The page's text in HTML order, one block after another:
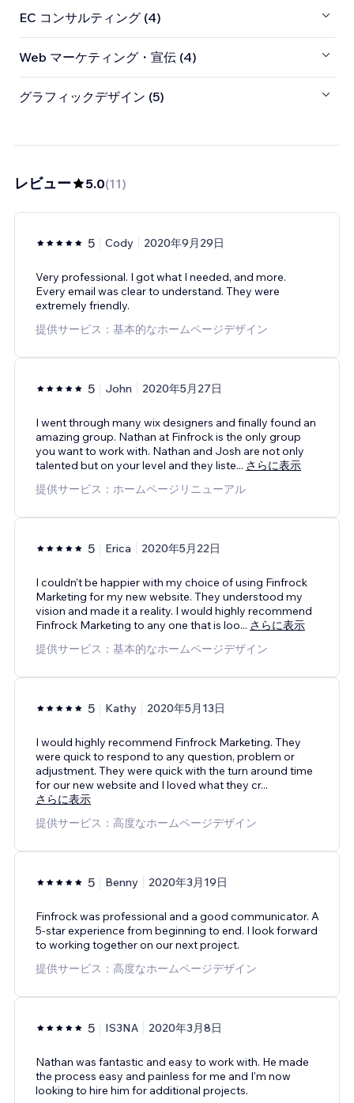
EC コンサルティング (4)
Web マーケティング・宣伝 (4)
グラフィックデザイン (5)
レビュー 5.0(11)
5 Cody 2020年9月29日
Very professional. I got what I needed, and more.
Every email was clear to understand. They were
extremely friendly.
提供サービス：基本的なホームページデザイン
5 John 2020年5月27日
I went through many wix designers and finally found an
amazing group. Nathan at Finfrock is the only group
you want to work with. Nathan and Josh are not only
talented but on your level and they liste... さらに表示
提供サービス：ホームページリニューアル
5 Erica 2020年5月22日
I couldn’t be happier with my choice of using Finfrock
Marketing for my new website. They understood my
vision and made it a reality. I would highly recommend
Finfrock Marketing to any one that is loo... さらに表示
提供サービス：基本的なホームページデザイン
5 Kathy 2020年5月13日
I would highly recommend Finfrock Marketing. They
were quick to respond to any question, problem or
adjustment. They were quick with the turn around time
for our new website and I loved what they cr...
さらに表示
提供サービス：高度なホームページデザイン
5 Benny 2020年3月19日
Finfrock was professional and a good communicator. A
5-star experience from beginning to end. I look forward
to working together on our next project.
提供サービス：高度なホームページデザイン
5 IS3NA 2020年3月8日
Nathan was fantastic and easy to work with. He made
the process easy and painless for me and I'm now
looking to hire him for additional projects.